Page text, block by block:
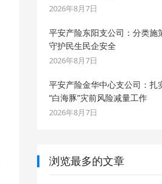
2026年8月7日
平安产险东阳支公司：分类施
守护民生民企安全
2026年8月7日
平安产险金华中心支公司：扎
“白海豚”灾前风险减量工作
2026年8月7日
浏览最多的文章